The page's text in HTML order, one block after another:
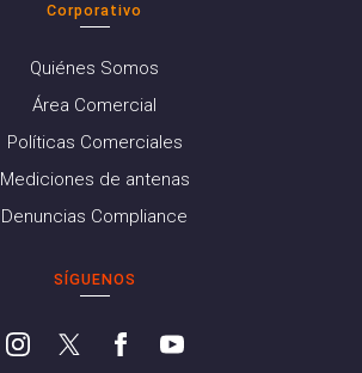
Corporativo
Quiénes Somos
Área Comercial
Políticas Comerciales
Mediciones de antenas
Denuncias Compliance
SÍGUENOS